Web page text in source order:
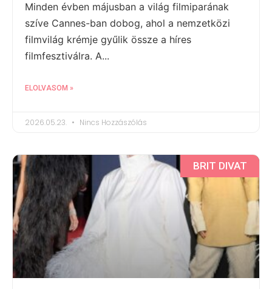
Minden évben májusban a világ filmiparának
szíve Cannes-ban dobog, ahol a nemzetközi
filmvilág krémje gyűlik össze a híres
filmfesztiválra. A...
ELOLVASOM »
2026.05.23. Nincs Hozzászólás
BRIT DIVAT